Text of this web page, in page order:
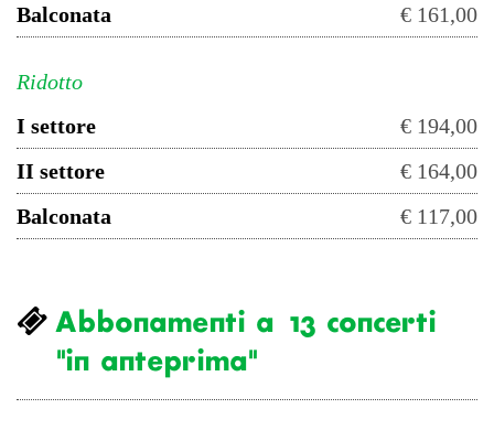
Balconata
€ 161,00
Ridotto
I settore
€ 194,00
II settore
€ 164,00
Balconata
€ 117,00
Abbonamenti a 13 concerti
"in anteprima"